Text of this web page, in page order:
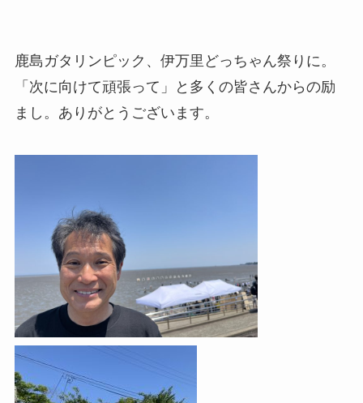
鹿島ガタリンピック、伊万里どっちゃん祭りに。
「次に向けて頑張って」と多くの皆さんからの励
まし。ありがとうございます。